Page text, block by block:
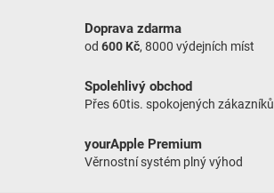
Doprava zdarma
od 600 Kč, 8000 výdejních míst
Spolehlivý obchod
Přes 60tis. spokojených zákazníků
yourApple Premium
Věrnostní systém plný výhod